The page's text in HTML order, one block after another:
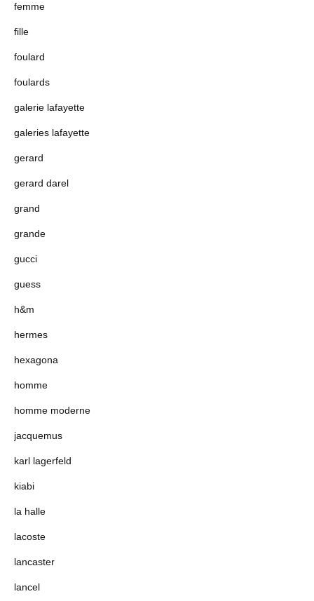
femme
fille
foulard
foulards
galerie lafayette
galeries lafayette
gerard
gerard darel
grand
grande
gucci
guess
h&m
hermes
hexagona
homme
homme moderne
jacquemus
karl lagerfeld
kiabi
la halle
lacoste
lancaster
lancel